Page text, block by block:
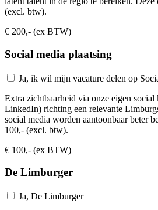
(excl. btw).
€ 200,- (ex BTW)
Social media plaatsing
Ja, ik wil mijn vacature delen op
Extra zichtbaarheid via onze eigen
LinkedIn) richting een relevante
social media worden aantoonbaar beter
100,- (excl. btw).
€ 100,- (ex BTW)
De Limburger
Ja, De Limburger